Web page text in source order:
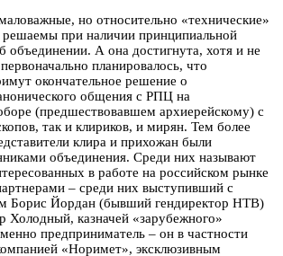
но относительно «технические»
при наличии принципиальной
объединении. А она достигнута, хотя и не
планировалось, что
окончательное решение о
общения с РПЦ на
(предшествовавшем архиерейскому) с
так и клириков, и мирян. Тем более
клира и прихожан были
объединения. Среди них называют
в работе на российском рынке
– среди них выступивший с
Борис Йордан (бывший гендиректор НТВ)
Холодный, казначей «зарубежного»
предприниматель – он в частности
«Норимет», эксклюзивным